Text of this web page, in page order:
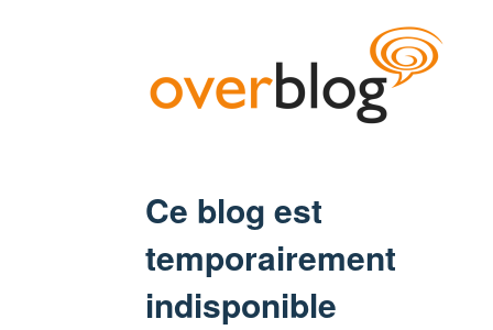
Ce blog est
temporairement
indisponible